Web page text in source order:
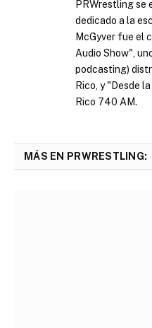
PRWrestling se
dedicado a la
McGyver fue el
Audio Show",
podcasting)
Rico, y "Desde
Rico 740 AM.
MÁS EN PRWRESTLING: